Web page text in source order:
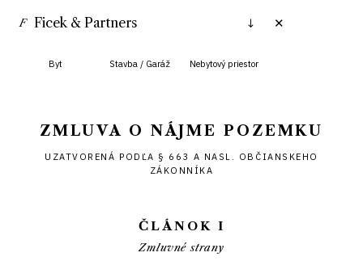
F Ficek & Partners
Byt Stavba / Garáž Nebytový priestor
↓ ✕
ZMLUVA O NÁJME POZEMKU
UZATVORENÁ PODĽA § 663 A NASL. OBČIANSKEHO
ZÁKONNÍKA
ČLÁNOK I
Zmluvné strany